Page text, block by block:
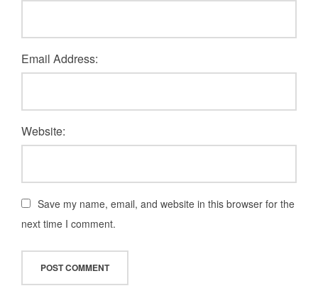
Email Address:
Website:
Save my name, email, and website in this browser for the
next time I comment.